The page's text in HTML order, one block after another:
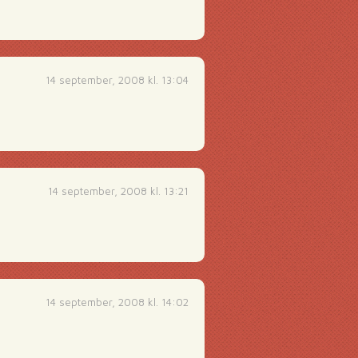
14 september, 2008 kl. 13:04
14 september, 2008 kl. 13:21
14 september, 2008 kl. 14:02